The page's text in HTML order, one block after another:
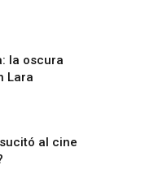
la oscura
Lara
al cine